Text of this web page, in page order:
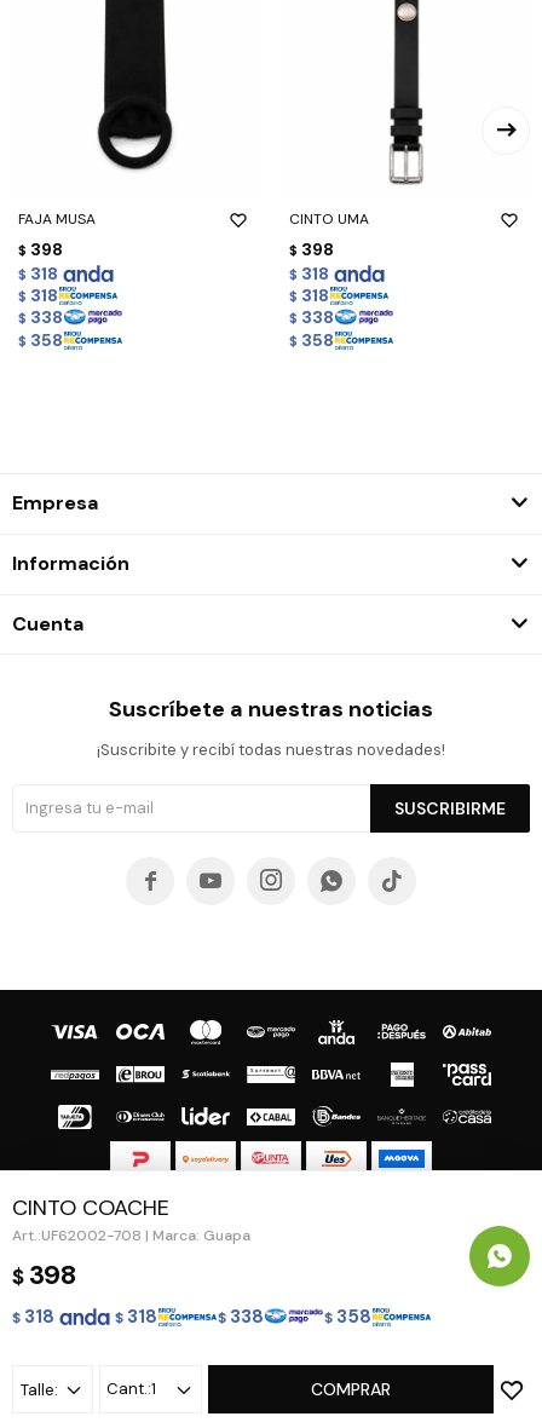
CINTO COACHE
UF62002-708 | Marca: Guapa
$ 398
$ 318 $ 318 $ 338 $ 358
Talle: 1 COMPRAR
FAJA MUSA
$ 398
$ 318
$ 318
$ 338
$ 358
CINTO UMA
$ 398
$ 318
$ 318
$ 338
$ 358
Empresa
Información
Cuenta
Suscríbete a nuestras noticias
¡Suscribite y recibí todas nuestras novedades!
SUSCRIBIRME
    
© Copyright 2026 / Guapa - Paprika
Fenicio